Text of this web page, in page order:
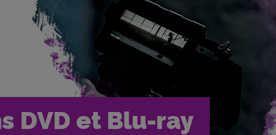
DVD et Blu-ray